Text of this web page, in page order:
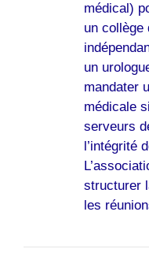
médical)
un collège
un
mandater
médicale
serveurs
l’intégrité
structurer
les